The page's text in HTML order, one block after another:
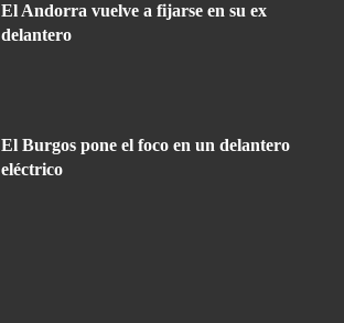
El Andorra vuelve a fijarse en su ex
delantero
El Burgos pone el foco en un delantero
eléctrico